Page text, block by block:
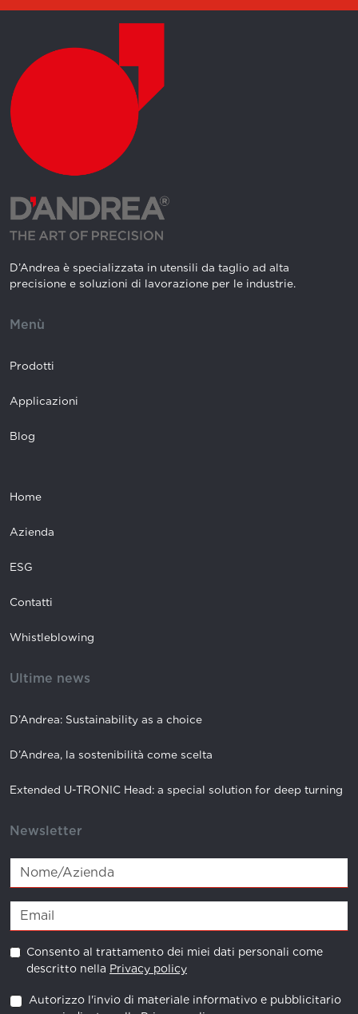
D’Andrea è specializzata in utensili da taglio ad alta
precisione e soluzioni di lavorazione per le industrie.
Menù
Prodotti
Applicazioni
Blog
Home
Azienda
ESG
Contatti
Whistleblowing
Ultime news
D’Andrea: Sustainability as a choice
D’Andrea, la sostenibilità come scelta
Extended U-TRONIC Head: a special solution for deep turning
Newsletter
Consento al trattamento dei miei dati personali come
descritto nella Privacy policy
Autorizzo l'invio di materiale informativo e pubblicitario